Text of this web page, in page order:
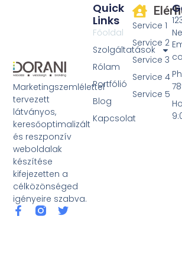
Marketingszemlélettel
tervezett
látványos,
keresőoptimalizált
és reszponzív
weboldalak
készítése
kifejezetten a
célközönséged
igényeire szabva.
Service 1
Service 2
Service 3
Service 4
Service 5
Quick
Links
Főoldal
Szolgáltatások
Rólam
Portfólió
Blog
Kapcsolat